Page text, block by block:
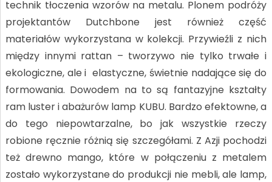
technik tłoczenia wzorów na metalu. Plonem podróży
projektantów Dutchbone jest również część
materiałów wykorzystana w kolekcji. Przywieźli z nich
między innymi rattan – tworzywo nie tylko trwałe i
ekologiczne, ale i elastyczne, świetnie nadające się do
formowania. Dowodem na to są fantazyjne kształty
ram luster i abażurów lamp KUBU. Bardzo efektowne, a
do tego niepowtarzalne, bo jak wszystkie rzeczy
robione ręcznie różnią się szczegółami. Z Azji pochodzi
też drewno mango, które w połączeniu z metalem
zostało wykorzystane do produkcji nie mebli, ale lamp,